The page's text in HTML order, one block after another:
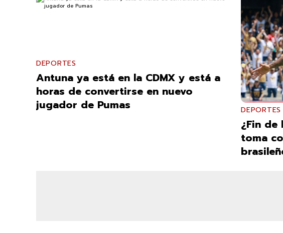
DEPORTES
Antuna ya está en la CDMX y está a
horas de convertirse en nuevo
jugador de Pumas
DEPORTES
¿Fin de
toma